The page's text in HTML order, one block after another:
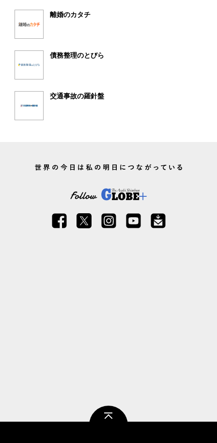
離婚のカタチ
債務整理のとびら
交通事故の羅針盤